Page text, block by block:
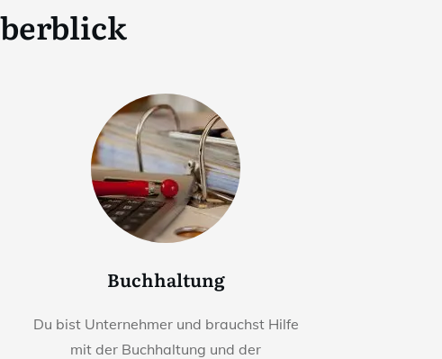
Buchhaltung
Du bist Unternehmer und brauchst Hilfe
mit der Buchhaltung und der